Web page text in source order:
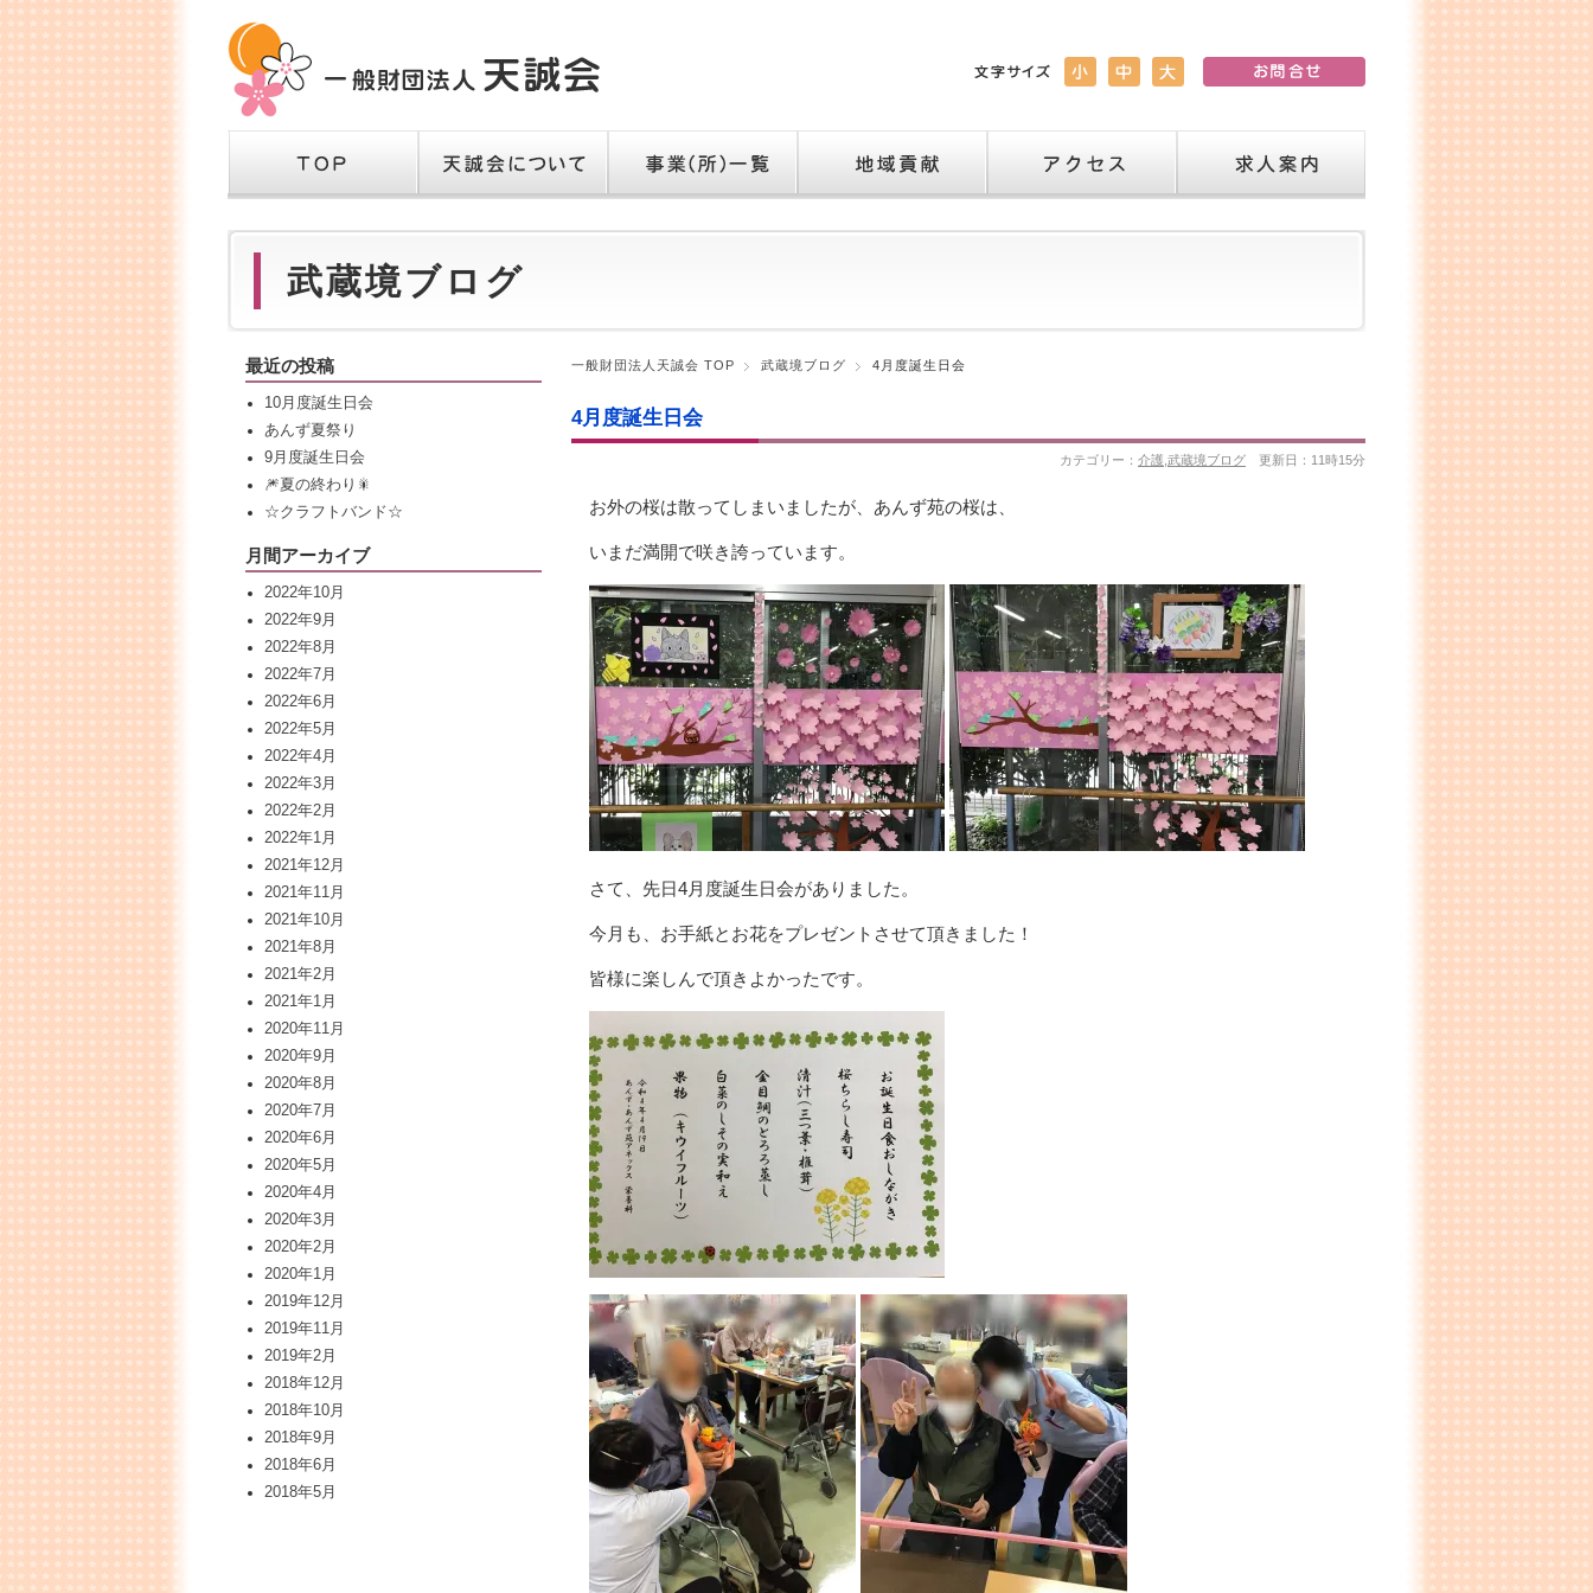
武蔵境ブログ
一般財団法人天誠会 TOP 武蔵境ブログ 4月度誕生日会
4月度誕生日会
カテゴリー： 介護 武蔵境ブログ 更新日：11時15分
お外の桜は散ってしまいましたが、あんず苑の桜は、
いまだ満開で咲き誇っています。
さて、先日4月度誕生日会がありました。
今月も、お手紙とお花をプレゼントさせて頂きました！
皆様に楽しんで頂きよかったです。
最近の投稿
10月度誕生日会
あんず夏祭り
9月度誕生日会
🎆夏の終わり🎇
☆クラフトバンド☆
月間アーカイブ
2022年10月
2022年9月
2022年8月
2022年7月
2022年6月
2022年5月
2022年4月
2022年3月
2022年2月
2022年1月
2021年12月
2021年11月
2021年10月
2021年8月
2021年2月
2021年1月
2020年11月
2020年9月
2020年8月
2020年7月
2020年6月
2020年5月
2020年4月
2020年3月
2020年2月
2020年1月
2019年12月
2019年11月
2019年2月
2018年12月
2018年10月
2018年9月
2018年6月
2018年5月